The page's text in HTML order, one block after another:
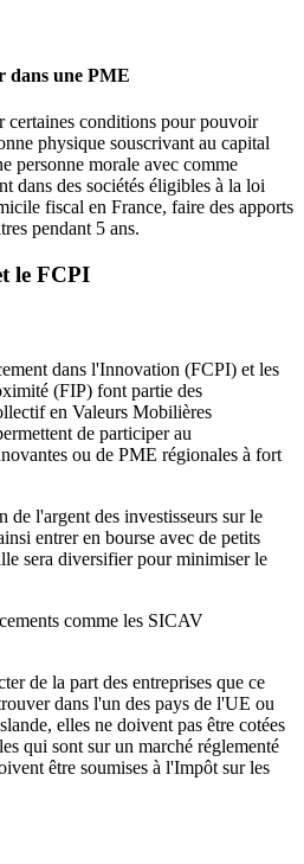
dans une PME
certaines conditions pour pouvoir
physique souscrivant au capital
personne morale avec comme
dans des sociétés éligibles à la loi
fiscal en France, faire des apports
pendant 5 ans.
le FCPI
dans l'Innovation (FCPI) et les
(FIP) font partie des
en Valeurs Mobilières
de participer au
ou de PME régionales à fort
de l'argent des investisseurs sur le
entrer en bourse avec de petits
sera diversifier pour minimiser le
comme les SICAV
de la part des entreprises que ce
dans l'un des pays de l'UE ou
elles ne doivent pas être cotées
qui sont sur un marché réglementé
être soumises à l'Impôt sur les